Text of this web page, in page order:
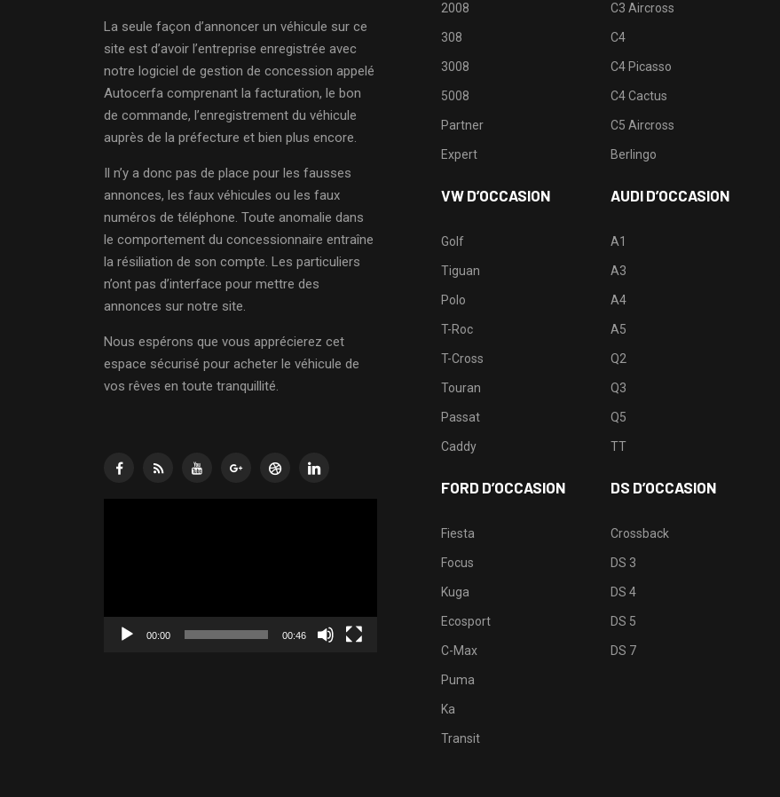
La seule façon d’annoncer un véhicule sur ce
site est d’avoir l’entreprise enregistrée avec
notre logiciel de gestion de concession appelé
Autocerfa comprenant la facturation, le bon
de commande, l’enregistrement du véhicule
auprès de la préfecture et bien plus encore.
Il n’y a donc pas de place pour les fausses
annonces, les faux véhicules ou les faux
numéros de téléphone. Toute anomalie dans
le comportement du concessionnaire entraîne
la résiliation de son compte. Les particuliers
n’ont pas d’interface pour mettre des
annonces sur notre site.
Nous espérons que vous apprécierez cet
espace sécurisé pour acheter le véhicule de
vos rêves en toute tranquillité.
00:00 00:46
2008
308
3008
5008
Partner
Expert
VW D’OCCASION
Golf
Tiguan
Polo
T-Roc
T-Cross
Touran
Passat
Caddy
FORD D’OCCASION
Fiesta
Focus
Kuga
Ecosport
C-Max
Puma
Ka
Transit
C3 Aircross
C4
C4 Picasso
C4 Cactus
C5 Aircross
Berlingo
AUDI D’OCCASION
A1
A3
A4
A5
Q2
Q3
Q5
TT
DS D’OCCASION
Crossback
DS 3
DS 4
DS 5
DS 7